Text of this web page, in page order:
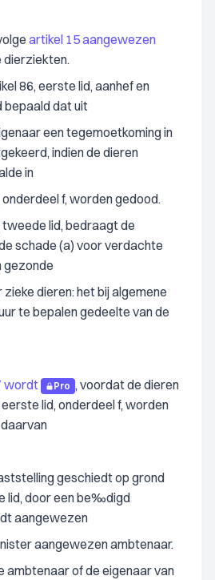
artikel 15 aangewezen
dierziekten.
86, eerste lid, aanhef en
bepaald dat uit
een tegemoetkoming in
indien de dieren
in
f, worden gedood.
lid, bedraagt de
schade (a) voor verdachte
gezonde
dieren: het bij algemene
te bepalen gedeelte van de
wordt Pro , voordat de dieren
lid, onderdeel f, worden
geschiedt op grond
lid, door een be‰digd
aangewezen
aangewezen ambtenaar.
ambtenaar of de eigenaar van